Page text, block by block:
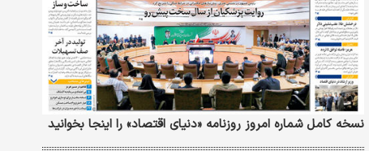
نسخه کامل شماره امروز روزنامه «دنیای‌ اقتصاد» را اینجا بخوانید